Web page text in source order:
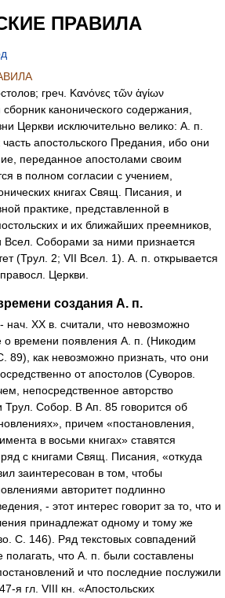
ПРАВИЛА
греч. Κανόνες τῶν ἁγίων
канонического содержания,
Церкви исключительно велико: А. п.
апостольского Предания, ибо они
переданное апостолами своим
в полном согласии с учением,
книгах Свящ. Писания, и
практике, представленной в
и их ближайших преемников,
Всел. Соборами за ними признается
(Трул. 2; VII Всел. 1). А. п. открывается
Церкви.
создания А. п.
XX в. считали, что невозможно
о времени появления А. п. (Никодим
как невозможно признать, что они
от апостолов (Суворов.
непосредственное авторство
Трул. Собор. В Ап. 85 говорится об
причем «постановления,
в восьми книгах» ставятся
с книгами Свящ. Писания, «откуда
заинтересован в том, чтобы
авторитет подлинно
- этот интерес говорит за то, что и
принадлежат одному и тому же
С. 146). Ряд текстовых совпадений
полагать, что А. п. были составлены
и что последние послужили
я гл. VIII кн. «Апостольских